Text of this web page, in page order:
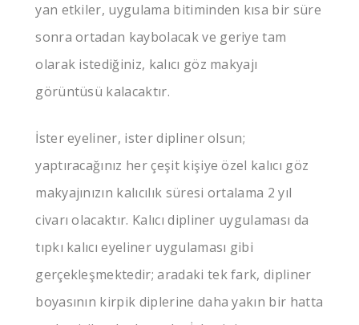
yan etkiler, uygulama bitiminden kısa bir süre
sonra ortadan kaybolacak ve geriye tam
olarak istediğiniz, kalıcı göz makyajı
görüntüsü kalacaktır.
İster eyeliner, ister dipliner olsun;
yaptıracağınız her çeşit kişiye özel kalıcı göz
makyajınızın kalıcılık süresi ortalama 2 yıl
civarı olacaktır. Kalıcı dipliner uygulaması da
tıpkı kalıcı eyeliner uygulaması gibi
gerçekleşmektedir; aradaki tek fark, dipliner
boyasının kirpik diplerine daha yakın bir hatta